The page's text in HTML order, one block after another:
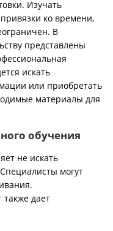
Изучать
ко времени,
В
представлены
искать
или приобретать
материалы для
обучения
не искать
могут
дает